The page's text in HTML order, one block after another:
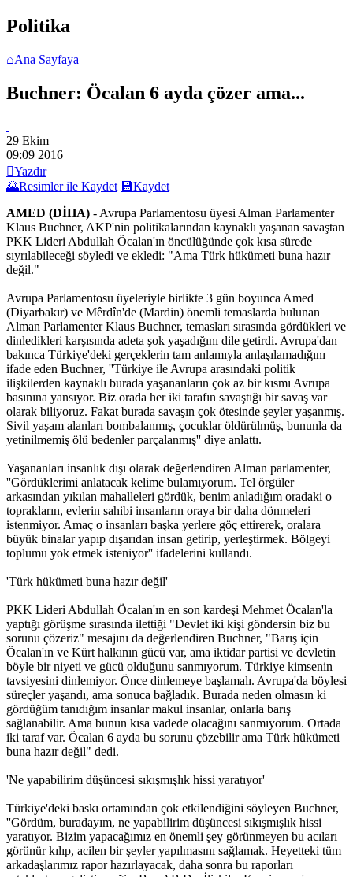
Politika
⌂Ana Sayfaya
Buchner: Öcalan 6 ayda çözer ama...
29 Ekim
09:09 2016
Yazdır
🌄Resimler ile Kaydet 💾Kaydet
AMED (DİHA) - Avrupa Parlamentosu üyesi Alman Parlamenter
Klaus Buchner, AKP'nin politikalarından kaynaklı yaşanan savaştan
PKK Lideri Abdullah Öcalan'ın öncülüğünde çok kısa sürede
sıyrılabileceği söyledi ve ekledi: "Ama Türk hükümeti buna hazır
değil."
Avrupa Parlamentosu üyeleriyle birlikte 3 gün boyunca Amed
(Diyarbakır) ve Mêrdîn'de (Mardin) önemli temaslarda bulunan
Alman Parlamenter Klaus Buchner, temasları sırasında gördükleri ve
dinledikleri karşısında adeta şok yaşadığını dile getirdi. Avrupa'dan
bakınca Türkiye'deki gerçeklerin tam anlamıyla anlaşılamadığını
ifade eden Buchner, ''Türkiye ile Avrupa arasındaki politik
ilişkilerden kaynaklı burada yaşananların çok az bir kısmı Avrupa
basınına yansıyor. Biz orada her iki tarafın savaştığı bir savaş var
olarak biliyoruz. Fakat burada savaşın çok ötesinde şeyler yaşanmış.
Sivil yaşam alanları bombalanmış, çocuklar öldürülmüş, bununla da
yetinilmemiş ölü bedenler parçalanmış'' diye anlattı.
Yaşananları insanlık dışı olarak değerlendiren Alman parlamenter,
''Gördüklerimi anlatacak kelime bulamıyorum. Tel örgüler
arkasından yıkılan mahalleleri gördük, benim anladığım oradaki o
toprakların, evlerin sahibi insanların oraya bir daha dönmeleri
istenmiyor. Amaç o insanları başka yerlere göç ettirerek, oralara
büyük binalar yapıp dışarıdan insan getirip, yerleştirmek. Bölgeyi
toplumu yok etmek isteniyor'' ifadelerini kullandı.
'Türk hükümeti buna hazır değil'
PKK Lideri Abdullah Öcalan'ın en son kardeşi Mehmet Öcalan'la
yaptığı görüşme sırasında ilettiği "Devlet iki kişi göndersin biz bu
sorunu çözeriz" mesajını da değerlendiren Buchner, "Barış için
Öcalan'ın ve Kürt halkının gücü var, ama iktidar partisi ve devletin
böyle bir niyeti ve gücü olduğunu sanmıyorum. Türkiye kimsenin
tavsiyesini dinlemiyor. Önce dinlemeye başlamalı. Avrupa'da böylesi
süreçler yaşandı, ama sonuca bağladık. Burada neden olmasın ki
gördüğüm tanıdığım insanlar makul insanlar, onlarla barış
sağlanabilir. Ama bunun kısa vadede olacağını sanmıyorum. Ortada
iki taraf var. Öcalan 6 ayda bu sorunu çözebilir ama Türk hükümeti
buna hazır değil" dedi.
'Ne yapabilirim düşüncesi sıkışmışlık hissi yaratıyor'
Türkiye'deki baskı ortamından çok etkilendiğini söyleyen Buchner,
''Gördüm, buradayım, ne yapabilirim düşüncesi sıkışmışlık hissi
yaratıyor. Bizim yapacağımız en önemli şey görünmeyen bu acıları
görünür kılıp, acilen bir şeyler yapılmasını sağlamak. Heyetteki tüm
arkadaşlarımız rapor hazırlayacak, daha sonra bu raporları